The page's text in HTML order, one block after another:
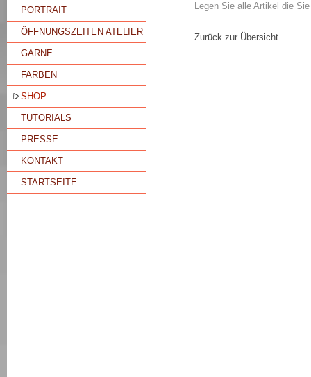
PORTRAIT
ÖFFNUNGSZEITEN ATELIER
GARNE
FARBEN
SHOP
TUTORIALS
PRESSE
KONTAKT
STARTSEITE
Legen Sie alle Artikel die
Zurück zur Übersicht